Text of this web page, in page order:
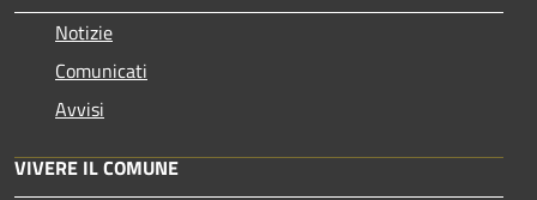
Notizie
Comunicati
Avvisi
VIVERE IL COMUNE